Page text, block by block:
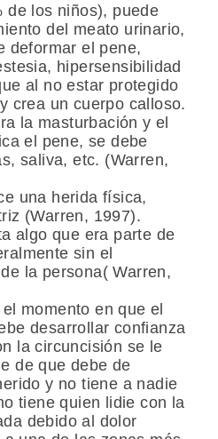
de los niños), puede
del meato urinario,
deformar el pene,
hipersensibilidad
al no estar protegido
crea un cuerpo calloso.
la masturbación y el
el pene, se debe
saliva, etc. (Warren,
una herida física,
(Warren, 1997).
algo que era parte de
sin el
la persona( Warren,
momento en que el
desarrollar confianza
la circuncisión se le
de que debe de
y no tiene a nadie
tiene quien lidie con la
debido al dolor